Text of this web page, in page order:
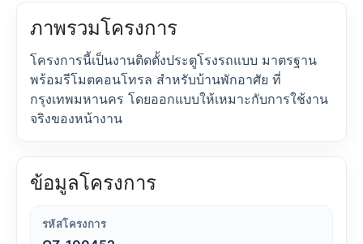
ภาพรวมโครงการ
โครงการนี้เป็นงานติดตั้งประตูโรงรถแบบ มาตรฐาน
พร้อมรีโมตคอนโทรล สำหรับบ้านพักอาศัย ที่
กรุงเทพมหานคร โดยออกแบบให้เหมาะกับการใช้งาน
จริงของหน้างาน
ข้อมูลโครงการ
รหัสโครงการ